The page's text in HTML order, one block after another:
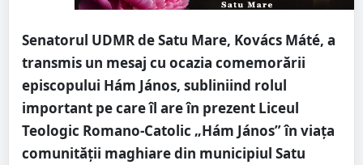
Senatorul UDMR de Satu Mare, Kovács Máté, a
transmis un mesaj cu ocazia comemorării
episcopului Hám János, subliniind rolul
important pe care îl are în prezent Liceul
Teologic Romano-Catolic „Hám János” în viața
comunității maghiare din municipiul Satu